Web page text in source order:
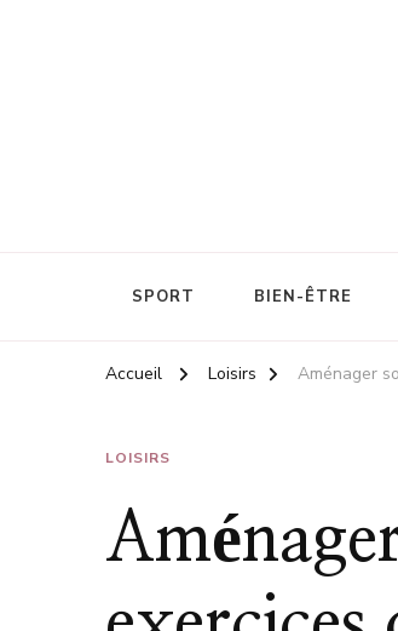
SPORT BIEN-ÊTRE
Accueil Loisirs Aménager
LOISIRS